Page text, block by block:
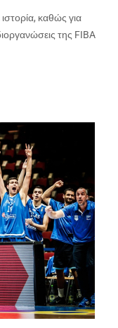
καθώς για
της FIBA